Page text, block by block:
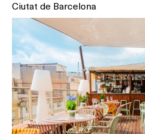
Ciutat de Barcelona